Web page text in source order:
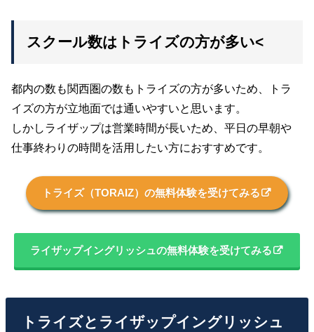
スクール数はトライズの方が多い<
都内の数も関西圏の数もトライズの方が多いため、トラ
イズの方が立地面では通いやすいと思います。
しかしライザップは営業時間が長いため、平日の早朝や
仕事終わりの時間を活用したい方におすすめです。
トライズ（TORAIZ）の無料体験を受けてみる
ライザップイングリッシュの無料体験を受けてみる
トライズとライザップイングリッシュ